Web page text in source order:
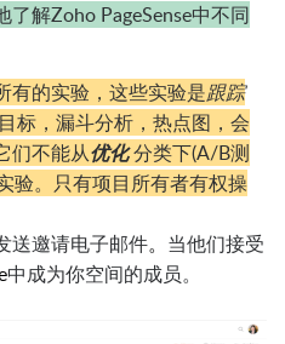
了解Zoho PageSense中不同
有的实验，这些实验是跟踪
标，漏斗分析，热点图，会
们不能从优化分类下(A/B测
验。只有项目所有者有权操
送邀请电子邮件。 当他们接受
中成为你空间的成员。